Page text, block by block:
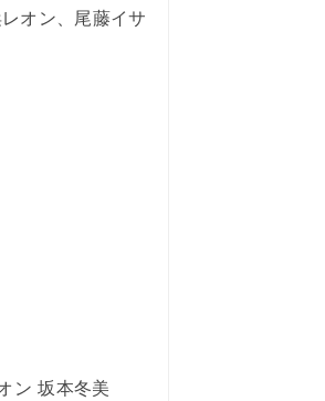
オン、尾藤イサ
ン 坂本冬美